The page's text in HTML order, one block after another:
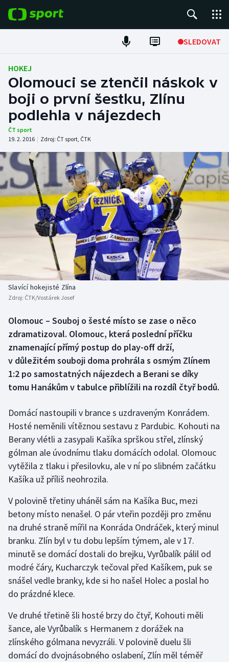
SLEDOVAT
Fotbal
Hokej
Tenis
Atletika
Cyklistika
DALŠÍ SPORTY
Americký fotbal
Baseball a softbal
Basketbal
Biatlon
Box
Curling
Dostihy
Florbal
Golf
Gymnastika
Házená
Jezdectví
Judo
Krasobruslení
Lyže a snowboard
Moderní pětiboj
NEPŘEHLÉDNĚTE
Soutěže
Historické návraty
Aplikace ČT sport
HOKEJ
Olomouci se ztenčil náskok v
boji o první šestku, Zlínu
podlehla v nájezdech
ČT sport
19. 2. 2016 | Zdroj: ČT sport, ČTK
Slavící hokejisté Zlína
Zdroj: ČTK/Vostárek Josef
Olomouc – Souboj o šesté místo se zase o něco
zdramatizoval. Olomouc, která poslední příčku
znamenající přímý postup do play-off drží,
v důležitém souboji doma prohrála s osmým Zlínem
1:2 po samostatných nájezdech a Berani se díky
tomu Hanákům v tabulce přiblížili na rozdíl čtyř bodů.
Domácí nastoupili v brance s uzdraveným Konrádem.
Hosté neměnili vítěznou sestavu z Pardubic. Kohouti na
Berany vlétli a zasypali Kašíka sprškou střel, zlínský
gólman ale úvodnímu tlaku domácích odolal. Olomouc
vytěžila z tlaku i přesilovku, ale v ní po slibném začátku
Kašíka už příliš neohrozila.
V polovině třetiny uháněl sám na Kašíka Buc, mezi
betony místo nenašel. O pár vteřin později pro změnu
na druhé straně mířil na Konráda Ondráček, který minul
branku. Zlín byl v tu dobu lepším týmem, ale v 17.
minutě se domácí dostali do brejku, Vyrůbalík pálil od
modré čáry, Kucharczyk tečoval před Kašíkem, puk se
snášel vedle branky, kde si ho našel Holec a poslal ho
do prázdné klece.
Ve druhé třetině šli hosté brzy do čtyř, Kohouti měli
šance, ale Vyrůbalík s Hermanem z dorážek na
zlínského gólmana nevyzráli. V polovině duelu šli
domácí do dvojnásobného oslabení, Zlín měl téměř